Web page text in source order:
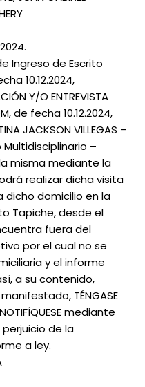
Ingreso de Escrito
10.12.2024,
Y/O ENTREVISTA
de fecha 10.12.2024,
JACKSON VILLEGAS –
–
misma mediante la
realizar dicha visita
dicho domicilio en la
Tapiche, desde el
fuera del
por el cual no se
y el informe
a su contenido,
TÉNGASE
mediante
perjuicio de la
a ley.